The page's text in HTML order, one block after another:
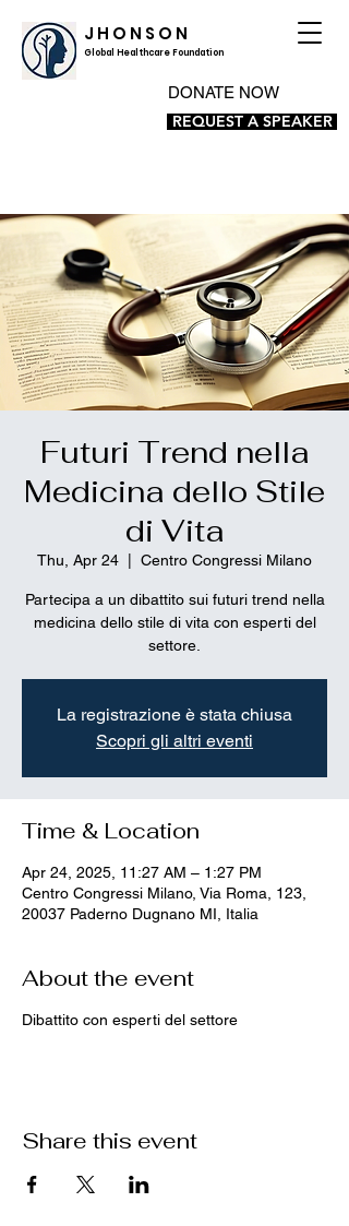
J H O N S O N
Global Healthcare Foundation
DONATE NOW
REQUEST A SPEAKER
Futuri Trend nella
Medicina dello Stile
di Vita
Thu, Apr 24 Centro Congressi Milano
Partecipa a un dibattito sui futuri trend nella
medicina dello stile di vita con esperti del
settore.
La registrazione è stata chiusa
Scopri gli altri eventi
Time & Location
Apr 24, 2025, 11:27 AM – 1:27 PM
Centro Congressi Milano, Via Roma, 123,
20037 Paderno Dugnano MI, Italia
About the event
Dibattito con esperti del settore
Share this event